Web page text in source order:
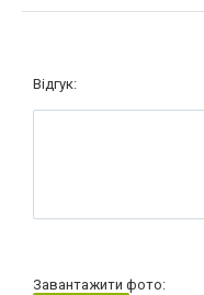
Відгук:
Завантажити фото: